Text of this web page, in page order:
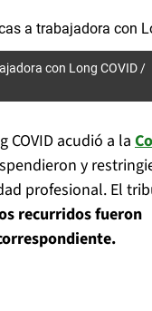
con Long COVID /
acudió a la
y
profesional. El
recurridos fueron